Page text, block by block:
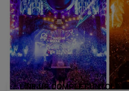
LINE-UP COMPLET UNTOLD